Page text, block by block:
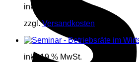
inkl. 19 % MwSt.
zzgl.Versandkosten
inkl. 19 % MwSt.